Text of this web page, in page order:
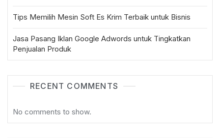
Tips Memilih Mesin Soft Es Krim Terbaik untuk Bisnis
Jasa Pasang Iklan Google Adwords untuk Tingkatkan
Penjualan Produk
RECENT COMMENTS
No comments to show.